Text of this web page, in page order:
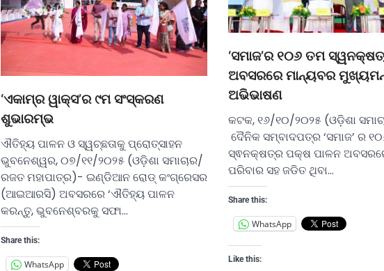
‘ଏକାମ୍ର ୱାକ୍‌ସ’ର ୯ମ ସଂସ୍କରଣ
ଶୁଭାରମ୍ଭ
ଐତିହ୍ୟ ପାଳନ ଓ ସ୍ୱଚ୍ଛତାକୁ ପ୍ରୋତ୍ସାହନ
ଭୁବନେଶ୍ୱର, ୦୭/୧୧/୨୦୨୫ (ଓଡ଼ିଶା ସମାଚାର/
ରଜତ ମହାପାତ୍ର)- ଇଣ୍ଡିଆନ ରୋଡ୍ କଂଗ୍ରେସର
(ଆଇଆରସି) ଅବସରରେ ‘ଐତିହ୍ୟ ପାଳନ
କରନ୍ତୁ, ଭୁବନେଶ୍ବରକୁ ସଫା…
Share this:
WhatsApp
‘ସମାଜ’ର ୧୦୬ ତମ
ଅବସରରେ ମାନ୍ୟବର
ଅଭିଭାଷଣ
କଟକ, ୧୬/୧୦/୨୦୨୫ (ଓଡ଼ିଶା
ଦୈନିକ ସମ୍ବାଦପତ୍ର ‘ସମାଜ’ ର
ସ୍ଵନକ୍ଷତ୍ର ପକ୍ଷ ପାଳନ
ପରିବାର ସହ ଜଡିତ ଥିବା…
Share this:
WhatsApp
Like this: